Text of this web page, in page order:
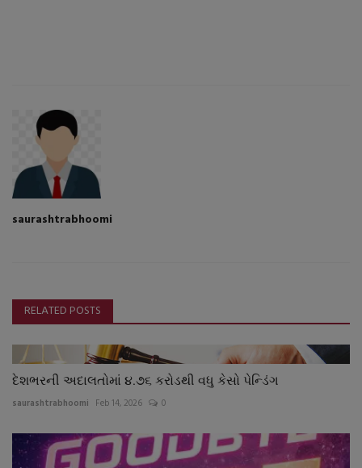
saurashtrabhoomi
RELATED POSTS
દેશભરની અદાલતોમાં ૪.૭૬ કરોડથી વધુ કેસો પેન્ડિંગ
saurashtrabhoomi Feb 14, 2026 0